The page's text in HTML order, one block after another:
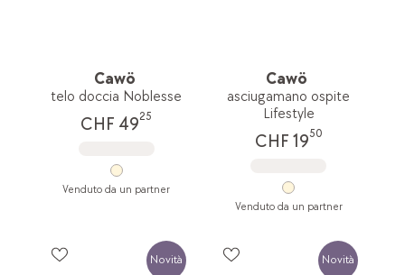
Cawö
telo doccia Noblesse
CHF 4925
Venduto da un partner
Cawö
asciugamano ospite
Lifestyle
CHF 1950
Venduto da un partner
Novità Novità